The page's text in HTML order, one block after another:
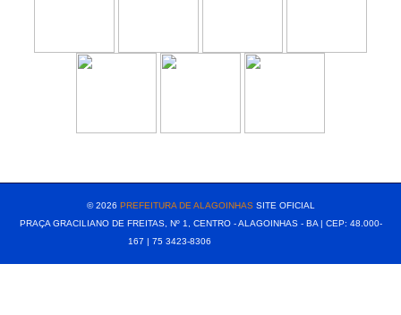
© 2026 PREFEITURA DE ALAGOINHASSITE OFICIAL
PRAÇA GRACILIANO DE FREITAS, Nº 1, CENTRO - ALAGOINHAS - BA | CEP: 48.000-
167 | 75 3423-8306⠀⠀⠀⠀⠀⠀⠀⠀⠀⠀